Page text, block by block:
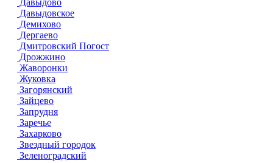
Давыдово
Давыдовское
Демихово
Дергаево
Дмитровский Погост
Дрожжино
Жаворонки
Жуковка
Загорянский
Зайцево
Запрудня
Заречье
Захарково
Звездный городок
Зеленоградский